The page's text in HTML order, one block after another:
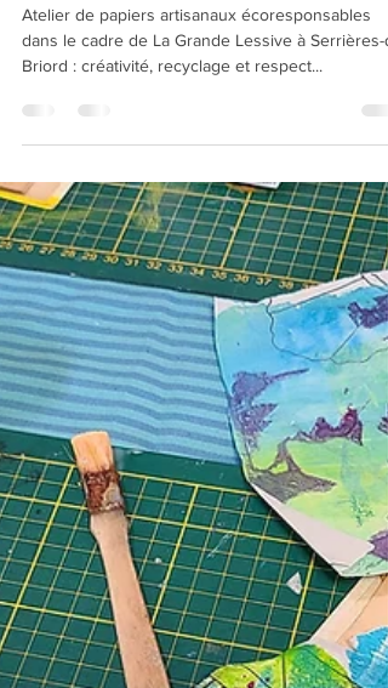
recyclage et respect de la
Atelier de papiers artisanaux écoresponsables
Briord : créativité, recyclage et respect...